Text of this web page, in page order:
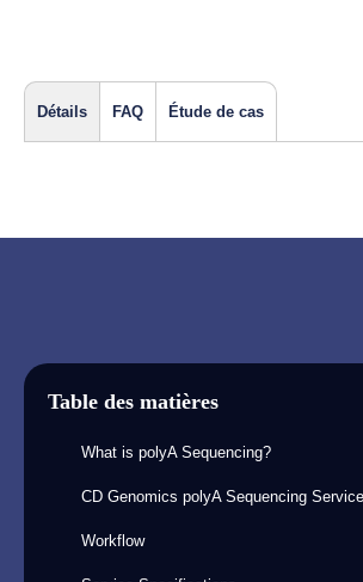
Détails FAQ Étude de cas
Table des matières
What is polyA Sequencing?
CD Genomics polyA Sequencing
Workflow